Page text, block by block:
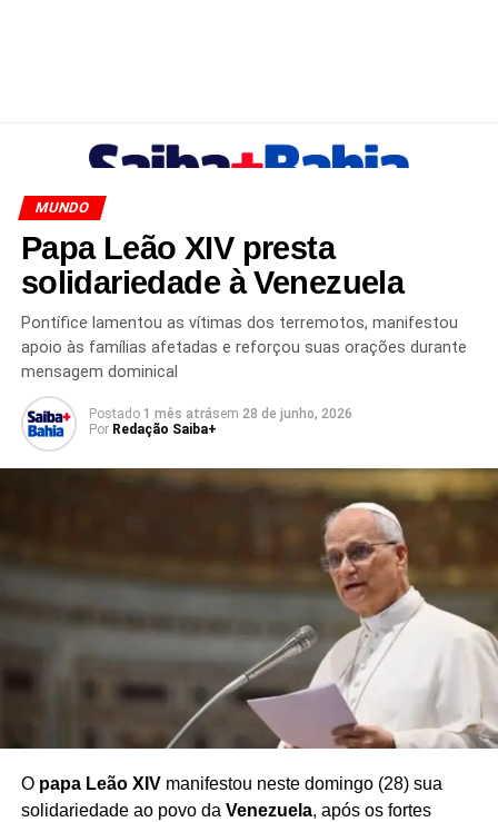
MUNDO
Papa Leão XIV presta
solidariedade à Venezuela
Pontífice lamentou as vítimas dos terremotos, manifestou
apoio às famílias afetadas e reforçou suas orações durante
mensagem dominical
Postado 1 mês atrásem 28 de junho, 2026
Por Redação Saiba+
O papa Leão XIVmanifestou neste domingo (28) sua
solidariedade ao povo da Venezuela, após os fortes